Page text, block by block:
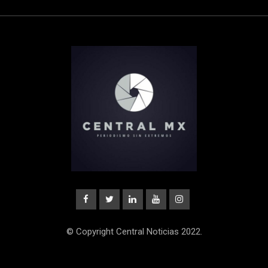
© Copyright Central Noticias 2022.